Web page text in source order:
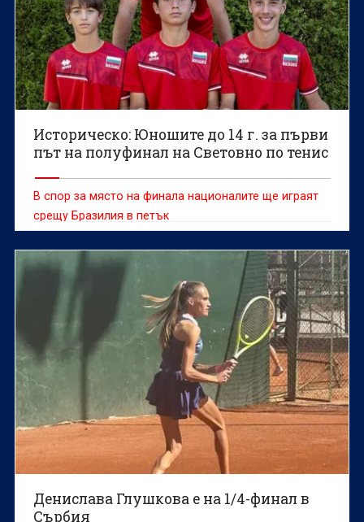
Историческо: Юношите до 14 г. за първи
път на полуфинал на Световно по тенис
В спор за място на финала националите ще играят
срещу Бразилия в петък
Денислава Глушкова е на 1/4-финал в
Сърбия